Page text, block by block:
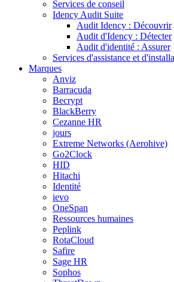
Services de conseil
Idency Audit Suite
Audit Idency : Découvrir
Audit d'Idency : Détecter
Audit d'identité : Assurer
Services d'assistance et
Marques
Anviz
Barracuda
Becrypt
BlackBerry
Cezanne HR
jours
Extreme Networks (Aerohive)
Go2Clock
HID
Hitachi
Identité
ievo
OneSpan
Ressources humaines
Peplink
RotaCloud
Safire
Sage HR
Sophos